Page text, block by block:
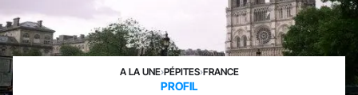
A LA UNE›PÉPITES›FRANCE
PROFIL